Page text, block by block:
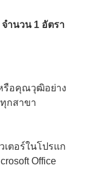
ำนวน 1 อัตรา
รือคุณวุฒิอย่าง
กสาขา
ตอร์ในโปรแก
Office